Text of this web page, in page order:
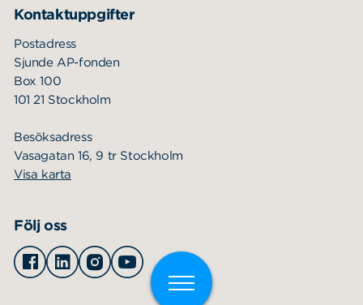
Kontaktuppgifter
Postadress
Sjunde AP-fonden
Box 100
101 21 Stockholm
Besöksadress
Vasagatan 16, 9 tr Stockholm
Visa karta
Följ oss
Facebook
LinkedinInstagramYoutube